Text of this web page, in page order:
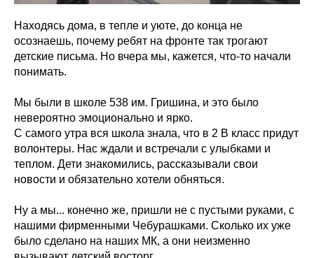
Находясь дома, в тепле и уюте, до конца не
осознаешь, почему ребят на фронте так трогают
детские письма. Но вчера мы, кажется, что-то начали
понимать.
Мы были в школе 538 им. Гришина, и это было
невероятно эмоционально и ярко.
С самого утра вся школа знала, что в 2 В класс придут
волонтеры. Нас ждали и встречали с улыбками и
теплом. Дети знакомились, рассказывали свои
новости и обязательно хотели обняться.
Ну а мы... конечно же, пришли не с пустыми руками, с
нашими фирменными Чебурашками. Сколько их уже
было сделано на наших МК, а они неизменно